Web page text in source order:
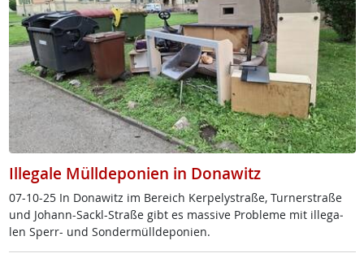
Illegale Mülldeponien in Donawitz
07-10-25 In Do­na­witz im Be­reich Ker­pe­ly­stra­ße, Tur­ner­stra­ße
und Jo­hann-Sackl-Stra­ße gibt es mas­si­ve Pro­b­le­me mit il­le­ga­
len Sperr- und Son­der­müll­de­po­ni­en.